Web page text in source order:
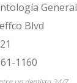
General
Blvd
1160